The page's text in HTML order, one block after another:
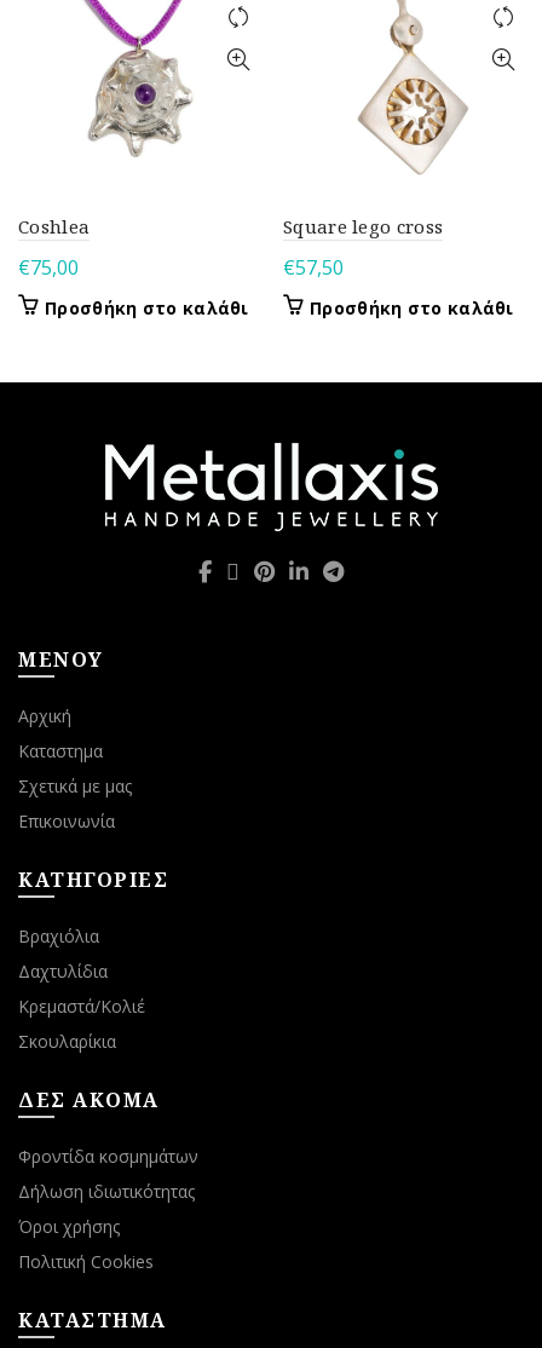
Coshlea
€75,00
Προσθήκη στο καλάθι
Square lego cross
€57,50
Προσθήκη στο καλάθι
ΜΕΝΟΥ
Αρχική
Καταστημα
Σχετικά με μας
Επικοινωνία
ΚΑΤΗΓΟΡΙΕΣ
Βραχιόλια
Δαχτυλίδια
Κρεμαστά/Κολιέ
Σκουλαρίκια
ΔΕΣ ΑΚΟΜΑ
Φροντίδα κοσμημάτων
Δήλωση ιδιωτικότητας
Όροι χρήσης
Πολιτική Cookies
ΚΑΤΑΣΤΗΜΑ